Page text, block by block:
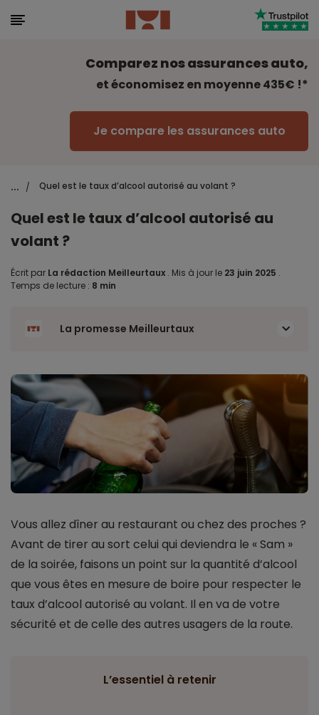
Comparez nos assurances auto,
et économisez en moyenne 435€ !*
Je compare les assurances auto
... / Quel est le taux d’alcool autorisé au volant ?
Quel est le taux d’alcool autorisé au
volant ?
Écrit par La rédaction Meilleurtaux . Mis à jour le 23 juin 2025 .
Temps de lecture : 8 min
La promesse Meilleurtaux
Vous allez dîner au restaurant ou chez des proches ?
Avant de tirer au sort celui qui deviendra le « Sam »
de la soirée, faisons un point sur la quantité d’alcool
que vous êtes en mesure de boire pour respecter le
taux d’alcool autorisé au volant. Il en va de votre
sécurité et de celle des autres usagers de la route.
L’essentiel à retenir